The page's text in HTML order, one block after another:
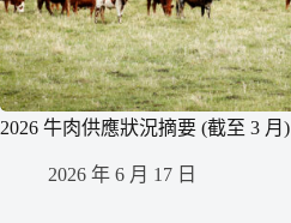
2026 牛肉供應狀況摘要 (截至 3 月)
2026 年 6 月 17 日